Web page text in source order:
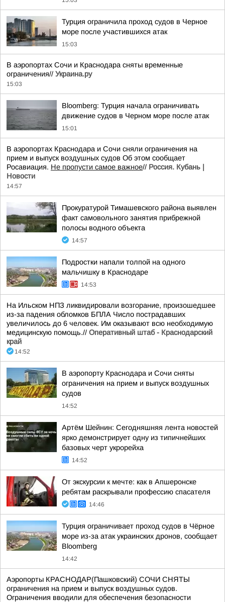
Турция ограничила проход судов в Черное
море после участившихся атак
15:03
В аэропортах Сочи и Краснодара сняты временные
ограничения// Украина.ру
15:03
Bloomberg: Турция начала ограничивать
движение судов в Черном море после атак
15:01
В аэропортах Краснодара и Сочи сняли ограничения на
прием и выпуск воздушных судов Об этом сообщает
Росавиация. Не пропусти самое важное// Россия. Кубань |
Новости
14:57
Прокуратурой Тимашевского района выявлен
факт самовольного занятия прибрежной
полосы водного объекта
14:57
Подростки напали толпой на одного
мальчишку в Краснодаре
14:53
На Ильском НПЗ ликвидировали возгорание, произошедшее
из-за падения обломков БПЛА Число пострадавших
увеличилось до 6 человек. Им оказывают всю необходимую
медицинскую помощь.// Оперативный штаб - Краснодарский
край
14:52
В аэропорту Краснодара и Сочи сняты
ограничения на прием и выпуск воздушных
судов
14:52
Артём Шейнин: Сегодняшняя лента новостей
ярко демонстрирует одну из типичнейших
базовых черт укрорейха
14:52
От экскурсии к мечте: как в Апшеронске
ребятам раскрывали профессию спасателя
14:46
Турция ограничивает проход судов в Чёрное
море из-за атак украинских дронов, сообщает
Bloomberg
14:42
Аэропорты КРАСНОДАР(Пашковский) СОЧИ СНЯТЫ
ограничения на прием и выпуск воздушных судов.
Ограничения вводили для обеспечения безопасности